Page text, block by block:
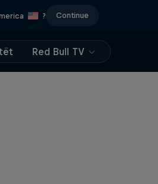
? Continue
Red Bull TV